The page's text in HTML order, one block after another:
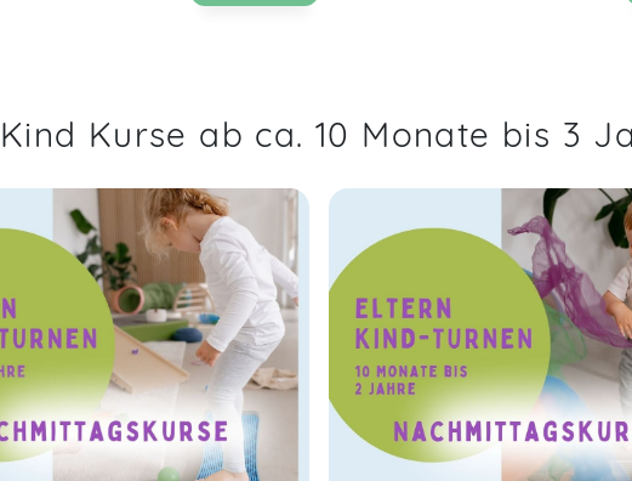
Kurse ab ca. 10 Monate bis 3